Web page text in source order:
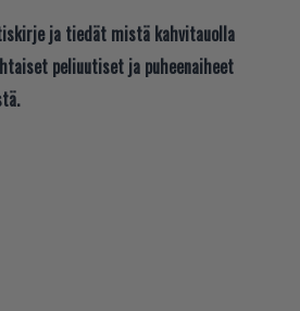
ja tiedät mistä kahvitauolla
peliuutiset ja puheenaiheet